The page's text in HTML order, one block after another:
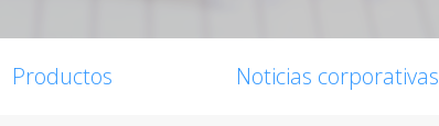
Productos Noticias corporativas